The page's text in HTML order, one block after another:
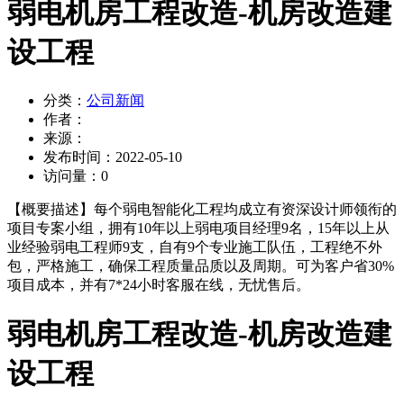
弱电机房工程改造-机房改造建
设工程
分类： 公司新闻
作者：
来源：
发布时间： 2022-05-10
访问量： 0
【概要描述】 每个弱电智能化工程均成立有资深设计师领衔的
项目专案小组，拥有10年以上弱电项目经理9名，15年以上从
业经验弱电工程师9支，自有9个专业施工队伍，工程绝不外
包，严格施工，确保工程质量品质以及周期。可为客户省30%
项目成本，并有7*24小时客服在线，无忧售后。
弱电机房工程改造-机房改造建
设工程